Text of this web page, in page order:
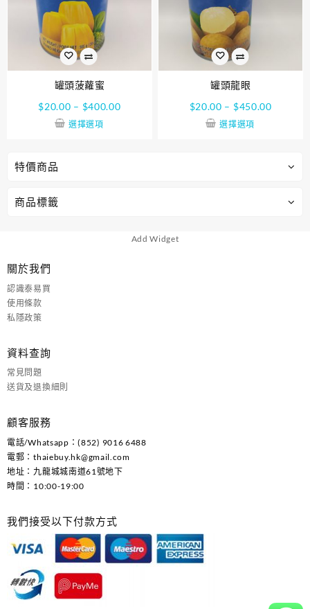
特價商品
商品標籤
罐頭菠蘿蜜
$20.00 – $400.00
選擇選項
罐頭龍眼
$20.00 – $450.00
選擇選項
Add Widget
關於我們
認識泰易買
使用條款
私隱政策
資料查詢
常見問題
送貨及退換細則
顧客服務
電話/Whatsapp：(852) 9016 6488
電郵：thaiebuy.hk@gmail.com
地址：九龍城城南道61號地下
時間：10:00-19:00
我們接受以下付款方式